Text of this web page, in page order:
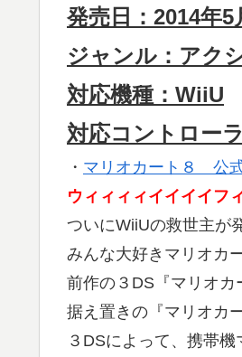
発売日：2014年5
ジャンル：アク
対応機種：WiiU
対応コントロー
・ マリオカート８ 公
ウィィィィイイイイフ
ついにWiiUの救世主が
みんな大好きマリオカ
前作の３DS『マリオ
据え置きの『マリオカ
３DSによって、携帯機